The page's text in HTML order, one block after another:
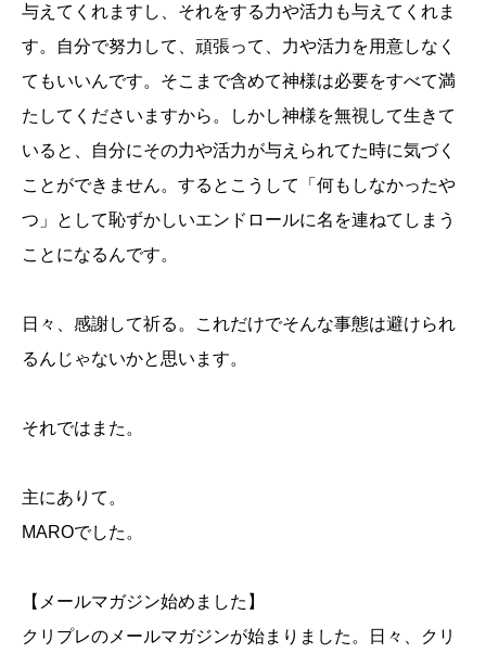
与えてくれますし、それをする力や活力も与えてくれま
す。自分で努力して、頑張って、力や活力を用意しなく
てもいいんです。そこまで含めて神様は必要をすべて満
たしてくださいますから。しかし神様を無視して生きて
いると、自分にその力や活力が与えられてた時に気づく
ことができません。するとこうして「何もしなかったや
つ」として恥ずかしいエンドロールに名を連ねてしまう
ことになるんです。
日々、感謝して祈る。これだけでそんな事態は避けられ
るんじゃないかと思います。
それではまた。
主にありて。
MAROでした。
【メールマガジン始めました】
クリプレのメールマガジンが始まりました。日々、クリ